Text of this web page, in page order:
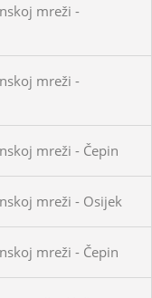
mreži -
mreži -
mreži - Čepin
mreži - Osijek
mreži - Čepin